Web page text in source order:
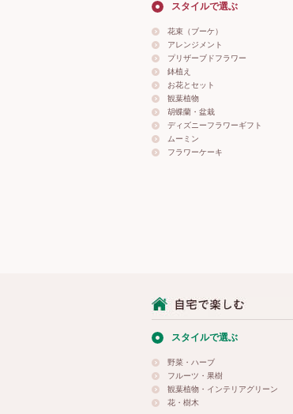
スタイルで選ぶ
花束（ブーケ）
アレンジメント
プリザーブドフラワー
鉢植え
お花とセット
観葉植物
胡蝶蘭・盆栽
ディズニーフラワーギフト
ムーミン
フラワーケーキ
スタイルで選ぶ
野菜・ハーブ
フルーツ・果樹
観葉植物・インテリアグリーン
花・樹木